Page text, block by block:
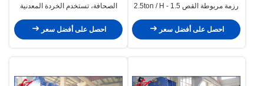
رزمة مربوطة القص 1.5 - 2.5ton / H
احصل على أفضل سعر
الصحافة، تستخدم الخردة المعدنية
احصل على أفضل سعر